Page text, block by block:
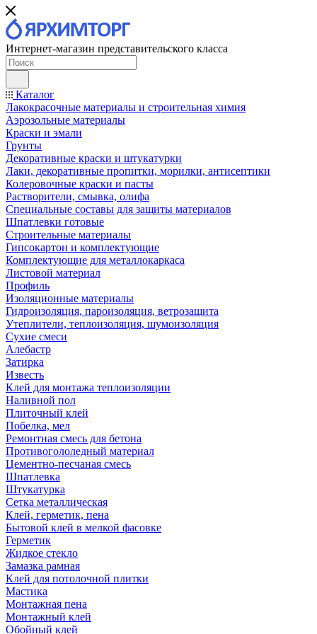
Интернет-магазин представительского класса
Каталог
Лакокрасочные материалы и строительная химия
Аэрозольные материалы
Краски и эмали
Грунты
Декоративные краски и штукатурки
Лаки, декоративные пропитки, морилки, антисептики
Колеровочные краски и пасты
Растворители, смывка, олифа
Специальные составы для защиты материалов
Шпатлевки готовые
Строительные материалы
Гипсокартон и комплектующие
Комплектующие для металлокаркаса
Листовой материал
Профиль
Изоляционные материалы
Гидроизоляция, пароизоляция, ветрозащита
Утеплители, теплоизоляция, шумоизоляция
Сухие смеси
Алебастр
Затирка
Известь
Клей для монтажа теплоизоляции
Наливной пол
Плиточный клей
Побелка, мел
Ремонтная смесь для бетона
Противогололедный материал
Цементно-песчаная смесь
Шпатлевка
Штукатурка
Сетка металлическая
Клей, герметик, пена
Бытовой клей в мелкой фасовке
Герметик
Жидкое стекло
Замазка рамная
Клей для потолочной плитки
Мастика
Монтажная пена
Монтажный клей
Обойный клей